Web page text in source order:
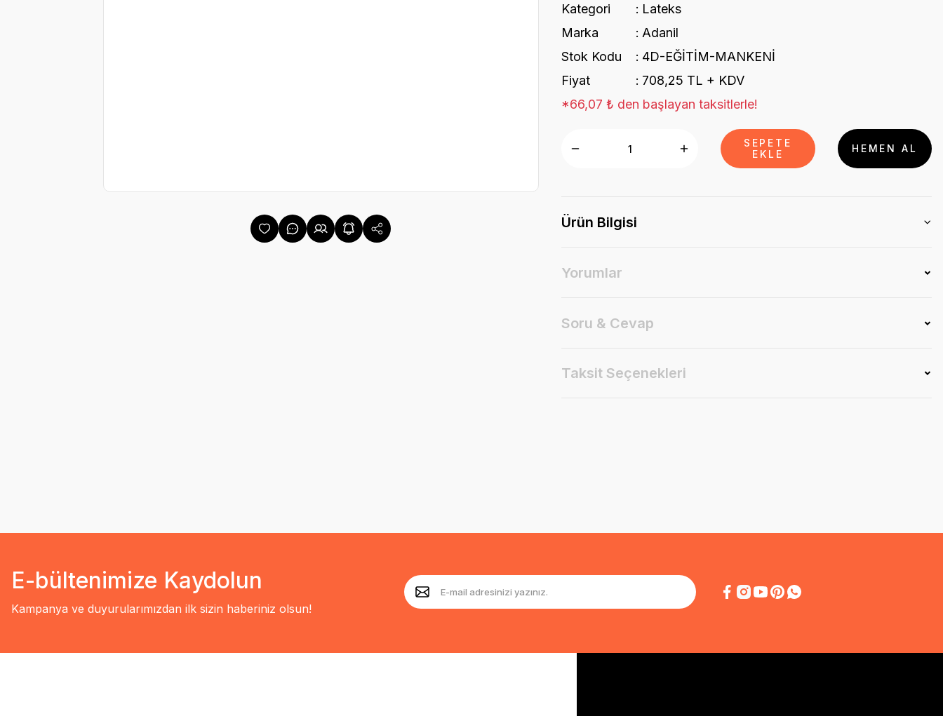
Kategori
Lateks
Marka
Adanil
Stok Kodu
4D-EĞİTİM-MANKENİ
Fiyat
708,25 TL + KDV
*66,07 ₺ den başlayan taksitlerle!
SEPETE
EKLE
HEMEN AL
Ürün Bilgisi
Yorumlar
Soru & Cevap
Taksit Seçenekleri
E-bültenimize Kaydolun
Kampanya ve duyurularımızdan ilk sizin haberiniz olsun!